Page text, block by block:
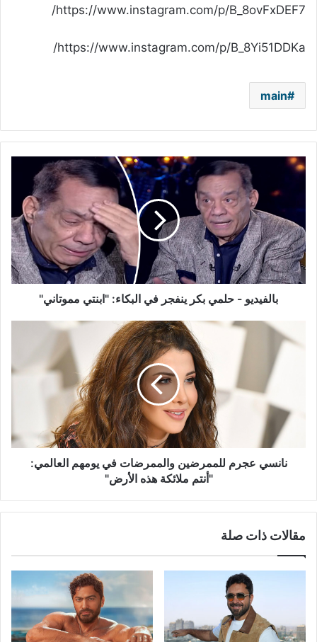
https://www.instagram.com/p/B_8ovFxDEF7/
https://www.instagram.com/p/B_8Yi51DDKa/
main
بالفيديو
بكر
ينفجر
في
البكاء:
"ابنتي
مموتاني"
بالفيديو - حلمي بكر ينفجر في البكاء: "ابنتي مموتاني"
عجرم
للممرضين
والممرضات
العالمي:
نانسي عجرم للممرضين والممرضات في يومهم العالمي:
"أنتم ملائكة هذه الأرض"
مقالات ذات صلة